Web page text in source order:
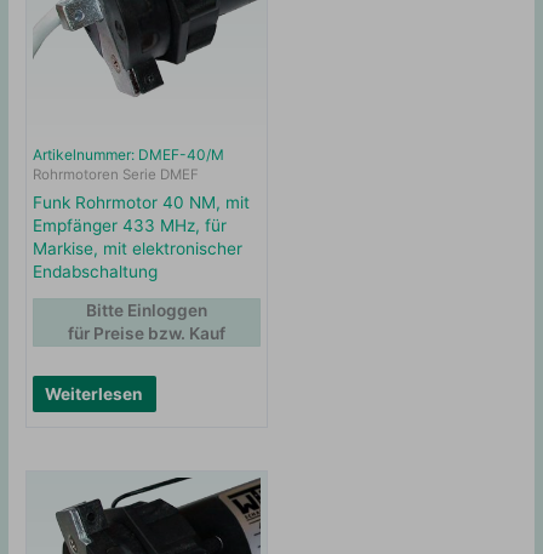
Artikelnummer: DMEF-40/M
Rohrmotoren Serie DMEF
Funk Rohrmotor 40 NM, mit
Empfänger 433 MHz, für
Markise, mit elektronischer
Endabschaltung
Weiterlesen
Bitte Einloggen
für Preise bzw. Kauf